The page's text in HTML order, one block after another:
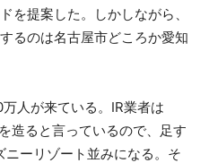
を提案した。しかしながら、
るのは名古屋市どころか愛知
人が来ている。IR業者は
造ると言っているので、足す
ーリゾート並みになる。そ